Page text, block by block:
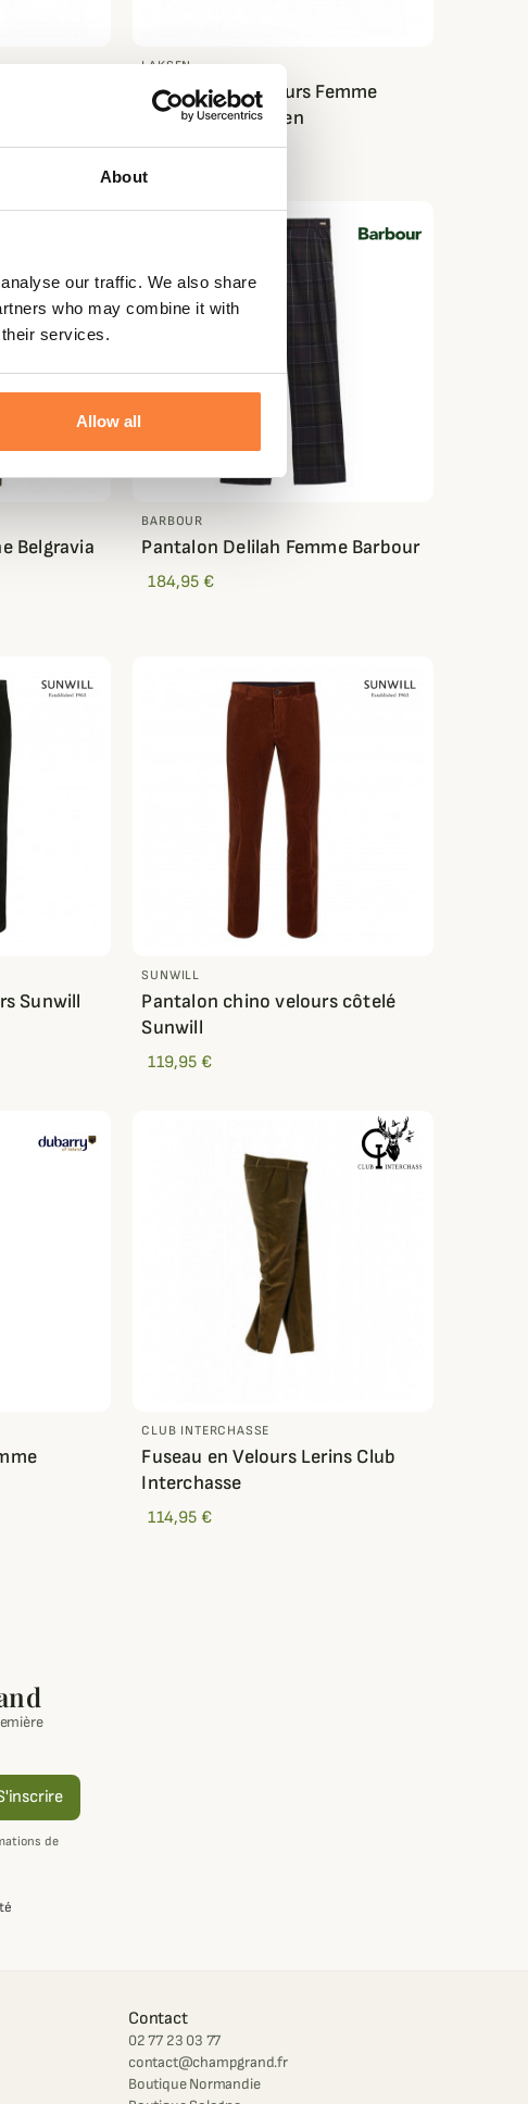
About
our traffic. We also share
who may combine it with
services.
Allow all
LAKSEN
Pantalon en velours Femme
Kensington Laksen
119,95 €
Belgravia
BARBOUR
Pantalon Delilah Femme Barbour
184,95 €
Sunwill
SUNWILL
Pantalon chino velours côtelé
Sunwill
119,95 €
CLUB INTERCHASSE
Fuseau en Velours Lerins Club
Interchasse
114,95 €
de
Contact
02 77 23 03 77
contact@champgrand.fr
Boutique Normandie